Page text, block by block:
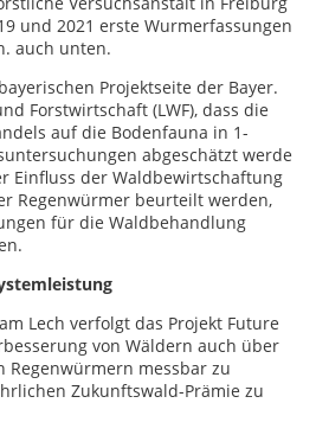
und 2021 erste Wurmerfassungen
auch unten.
Projektseite der Bayer.
Forstwirtschaft (LWF), dass die
auf die Bodenfauna in 1-
abgeschätzt werde
Einfluss der Waldbewirtschaftung
Regenwürmer beurteilt werden,
für die Waldbehandlung
Lech verfolgt das Projekt Future
von Wäldern auch über
Regenwürmern messbar zu
Zukunftswald-Prämie zu